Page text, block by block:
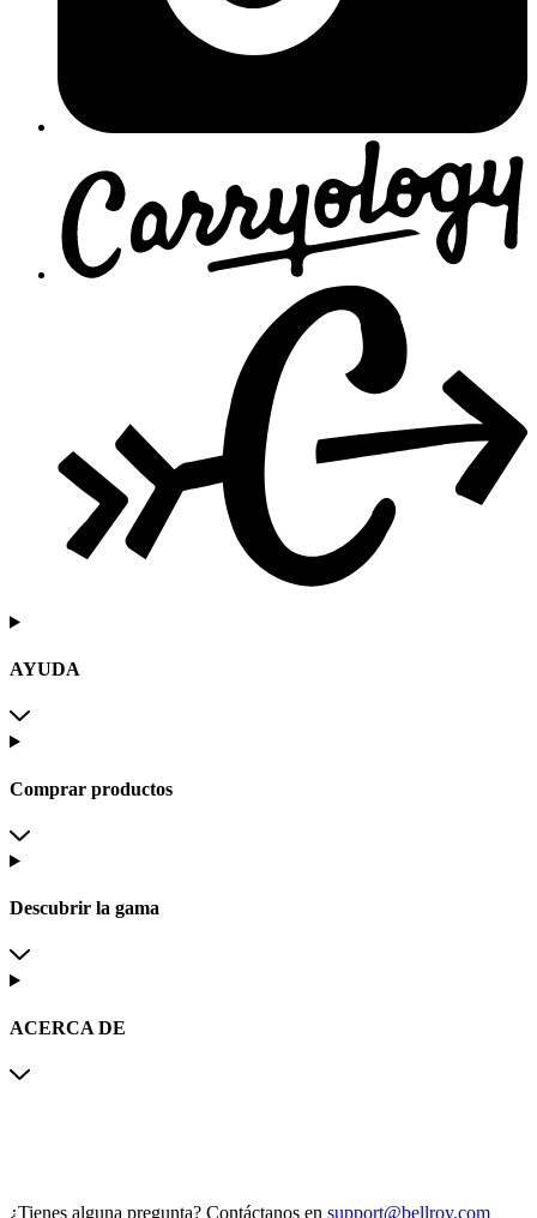
AYUDA
Comprar productos
Descubrir la gama
ACERCA DE
¿Tienes alguna pregunta? Contáctanos en support@bellroy.com